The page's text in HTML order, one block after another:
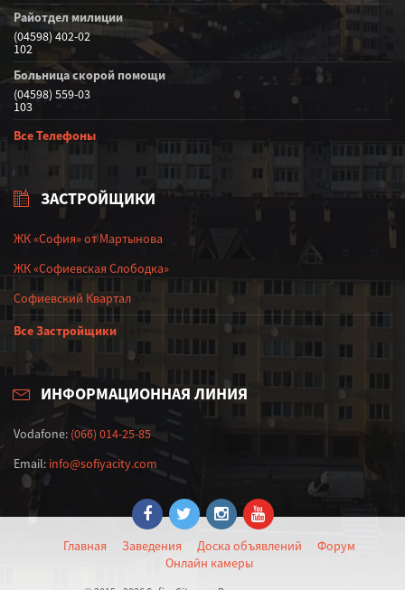
Райотдел милиции
(04598) 402-02
102
Больница скорой помощи
(04598) 559-03
103
Все Телефоны
ЗАСТРОЙЩИКИ
ЖК «София» от Мартынова
ЖК «Софиевская Слободка»
Софиевский Квартал
Все Застройщики
ИНФОРМАЦИОННАЯ ЛИНИЯ
Vodafone: (066) 014-25-85
Email: info@sofiyacity.com
Главная Заведения Доска объявлений
Форум
Онлайн камеры